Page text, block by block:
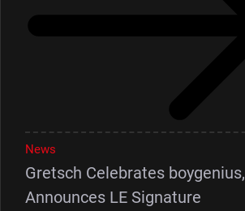
News
Gretsch Celebrates boygenius,
Announces LE Signature